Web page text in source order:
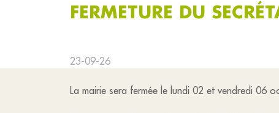
FERMETURE DU
23-09-26
La mairie sera fermée le lundi 02 et vendredi 06